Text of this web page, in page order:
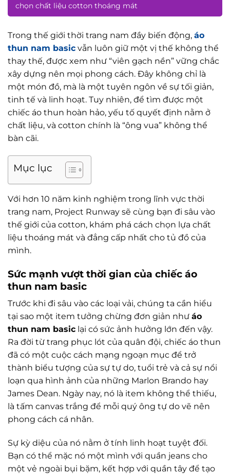
chọn chất liệu cotton thoáng mát
Trong thế giới thời trang nam đầy biến động, áo
thun nam basic vẫn luôn giữ một vị thế không thể
thay thế, được xem như “viên gạch nền” vững chắc
xây dựng nên mọi phong cách. Đây không chỉ là
một món đồ, mà là một tuyên ngôn về sự tối giản,
tinh tế và linh hoạt. Tuy nhiên, để tìm được một
chiếc áo thun hoàn hảo, yếu tố quyết định nằm ở
chất liệu, và cotton chính là “ông vua” không thể
bàn cãi.
Mục lục
Với hơn 10 năm kinh nghiệm trong lĩnh vực thời
trang nam, Project Runway sẽ cùng bạn đi sâu vào
thế giới của cotton, khám phá cách chọn lựa chất
liệu thoáng mát và đẳng cấp nhất cho tủ đồ của
mình.
Sức mạnh vượt thời gian của chiếc áo
thun nam basic
Trước khi đi sâu vào các loại vải, chúng ta cần hiểu
tại sao một item tưởng chừng đơn giản như áo
thun nam basic lại có sức ảnh hưởng lớn đến vậy.
Ra đời từ trang phục lót của quân đội, chiếc áo thun
đã có một cuộc cách mạng ngoạn mục để trở
thành biểu tượng của sự tự do, tuổi trẻ và cả sự nổi
loạn qua hình ảnh của những Marlon Brando hay
James Dean. Ngày nay, nó là item không thể thiếu,
là tấm canvas trắng để mỗi quý ông tự do vẽ nên
phong cách cá nhân.
Sự kỳ diệu của nó nằm ở tính linh hoạt tuyệt đối.
Bạn có thể mặc nó một mình với quần jeans cho
một vẻ ngoài bụi bặm, kết hợp với quần tây để tạo